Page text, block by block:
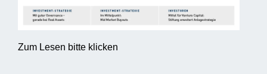
Zum Lesen bitte klicken